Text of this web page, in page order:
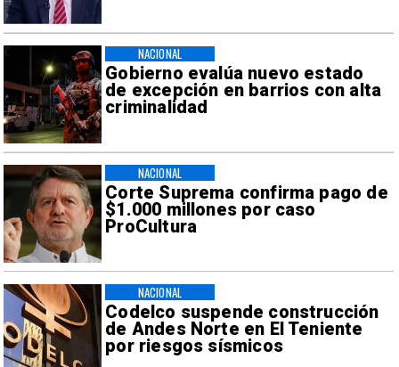
Gobierno evalúa nuevo estado
de excepción en barrios con alta
criminalidad
NACIONAL
Corte Suprema confirma pago de
$1.000 millones por caso
ProCultura
NACIONAL
Codelco suspende construcción
de Andes Norte en El Teniente
por riesgos sísmicos
NACIONAL